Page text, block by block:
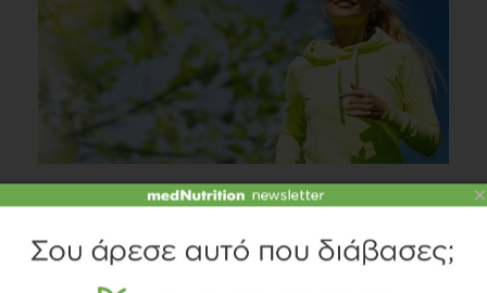
Χάσε βάρος, κέρδισε καλή διάθεση!
6 λεπτά να διαβαστεί
×